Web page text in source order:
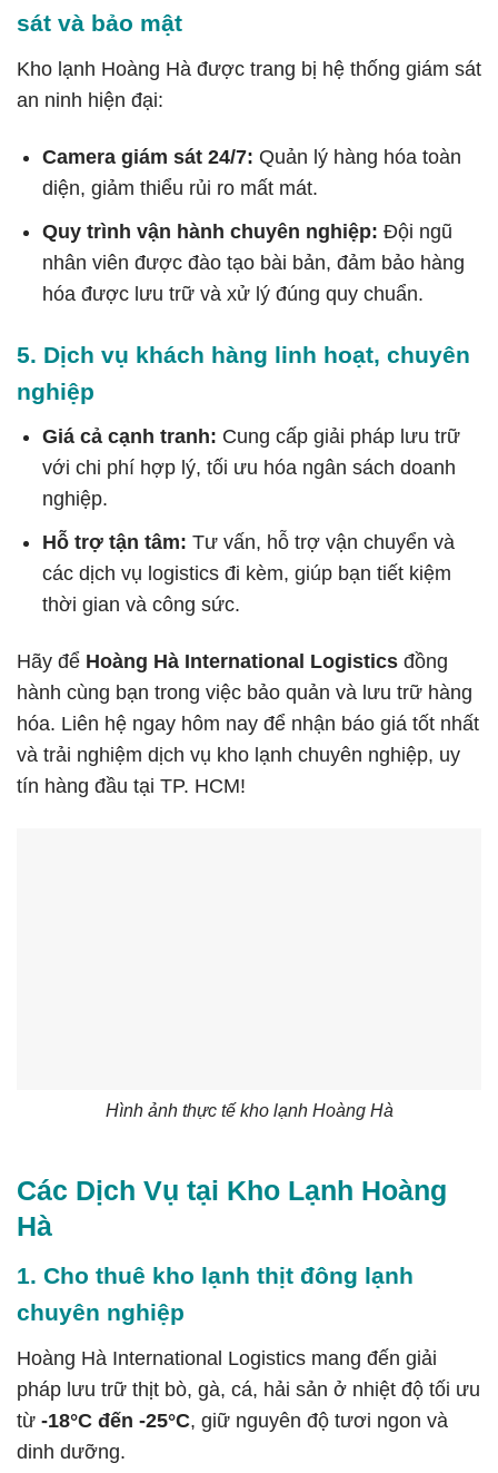
sát và bảo mật
Kho lạnh Hoàng Hà được trang bị hệ thống giám sát
an ninh hiện đại:
Camera giám sát 24/7: Quản lý hàng hóa toàn
diện, giảm thiểu rủi ro mất mát.
Quy trình vận hành chuyên nghiệp: Đội ngũ
nhân viên được đào tạo bài bản, đảm bảo hàng
hóa được lưu trữ và xử lý đúng quy chuẩn.
5. Dịch vụ khách hàng linh hoạt, chuyên
nghiệp
Giá cả cạnh tranh: Cung cấp giải pháp lưu trữ
với chi phí hợp lý, tối ưu hóa ngân sách doanh
nghiệp.
Hỗ trợ tận tâm: Tư vấn, hỗ trợ vận chuyển và
các dịch vụ logistics đi kèm, giúp bạn tiết kiệm
thời gian và công sức.
Hãy để Hoàng Hà International Logistics đồng
hành cùng bạn trong việc bảo quản và lưu trữ hàng
hóa. Liên hệ ngay hôm nay để nhận báo giá tốt nhất
và trải nghiệm dịch vụ kho lạnh chuyên nghiệp, uy
tín hàng đầu tại TP. HCM!
Hình ảnh thực tế kho lạnh Hoàng Hà
Các Dịch Vụ tại Kho Lạnh Hoàng
Hà
1. Cho thuê kho lạnh thịt đông lạnh
chuyên nghiệp
Hoàng Hà International Logistics mang đến giải
pháp lưu trữ thịt bò, gà, cá, hải sản ở nhiệt độ tối ưu
từ -18°C đến -25°C, giữ nguyên độ tươi ngon và
dinh dưỡng.